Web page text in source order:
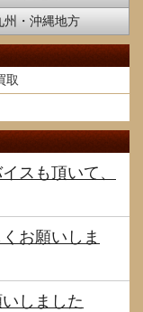
州・沖縄地方
取
スも頂いて、
お願いしま
しました